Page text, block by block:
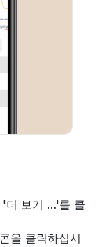
'더 보기 …'를 클
을 클릭하십시